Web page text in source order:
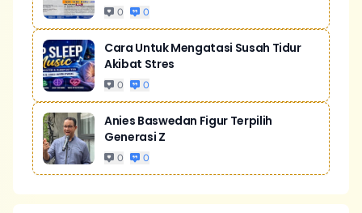
0 0
Cara Untuk Mengatasi Susah Tidur
Akibat Stres
0 0
Anies Baswedan Figur Terpilih
Generasi Z
0 0